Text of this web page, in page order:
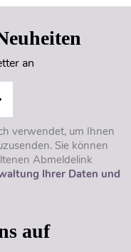
an
verwendet, um Ihnen
Sie können
Abmeldelink
Ihrer Daten und
auf